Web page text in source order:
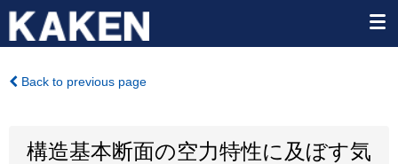
Back to previous page
構造基本断面の空力特性に及ぼす気